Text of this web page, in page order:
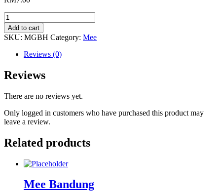
Mee
Goreng
Basah
quantity
Add to cart
SKU: MGBH Category: Mee
Reviews (0)
Reviews
There are no reviews yet.
Only logged in customers who have purchased this product may
leave a review.
Related products
Mee Bandung